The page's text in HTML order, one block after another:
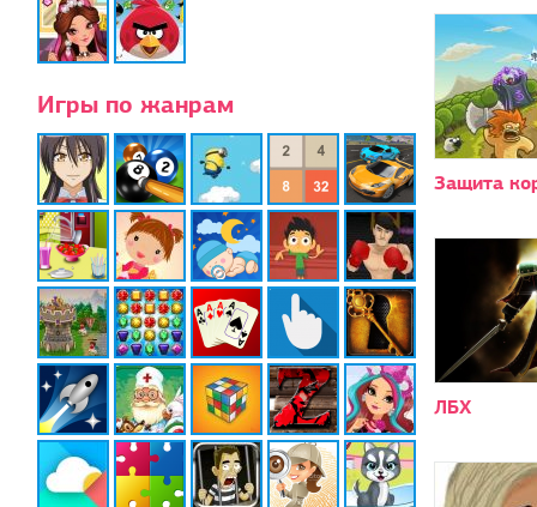
Игры по жанрам
Защита
ЛБХ